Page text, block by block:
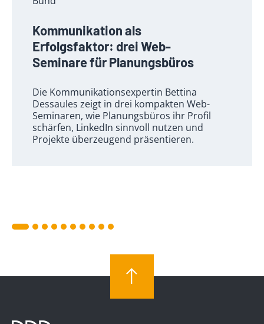
Kommunikation als
Erfolgsfaktor: drei Web-
Seminare für Planungsbüros
Die Kommunikationsexpertin Bettina
Dessaules zeigt in drei kompakten Web-
Seminaren, wie Planungsbüros ihr Profil
schärfen, LinkedIn sinnvoll nutzen und
Projekte überzeugend präsentieren.